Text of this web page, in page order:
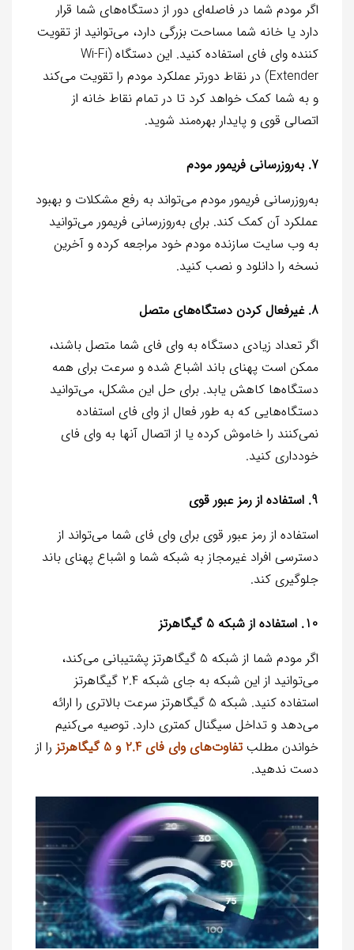
اگر مودم شما در فاصله‌ای دور از دستگاه‌های شما قرار
دارد یا خانه شما مساحت بزرگی دارد، می‌توانید از تقویت
کننده وای فای استفاده کنید. این دستگاه (Wi-Fi
Extender) در نقاط دورتر عملکرد مودم را تقویت می‌کند
و به شما کمک خواهد کرد تا در تمام نقاط خانه از
اتصالی قوی و پایدار بهره‌مند شوید.
7. به‌روزرسانی فریمور مودم
به‌روزرسانی فریمور مودم می‌تواند به رفع مشکلات و بهبود
عملکرد آن کمک کند. برای به‌روزرسانی فریمور می‌توانید
به وب سایت سازنده مودم خود مراجعه کرده و آخرین
نسخه را دانلود و نصب کنید.
8. غیرفعال کردن دستگاه‌های متصل
اگر تعداد زیادی دستگاه به وای فای شما متصل باشند،
ممکن است پهنای باند اشباع شده و سرعت برای همه
دستگاه‌ها کاهش یابد. برای حل این مشکل، می‌توانید
دستگاه‌هایی که به طور فعال از وای فای استفاده
نمی‌کنند را خاموش کرده یا از اتصال آنها به وای فای
خودداری کنید.
9. استفاده از رمز عبور قوی
استفاده از رمز عبور قوی برای وای فای شما می‌تواند از
دسترسی افراد غیرمجاز به شبکه شما و اشباع پهنای باند
جلوگیری کند.
10. استفاده از شبکه 5 گیگاهرتز
اگر مودم شما از شبکه 5 گیگاهرتز پشتیبانی می‌کند،
می‌توانید از این شبکه به جای شبکه 2.4 گیگاهرتز
استفاده کنید. شبکه 5 گیگاهرتز سرعت بالاتری را ارائه
می‌دهد و تداخل سیگنال کمتری دارد. توصیه می‌کنیم
خواندن مطلب تفاوت‌های وای فای 2.4 و 5 گیگاهرتز
را از
دست ندهید.